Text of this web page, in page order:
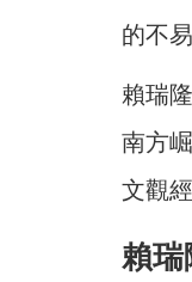
的不
賴瑞
南方
文觀
賴瑞